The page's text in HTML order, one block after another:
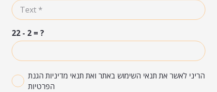
22 - 2 = ?
הריני לאשר את תנאי השימוש באתר ואת תנאי מדיניות הגנת
הפרטיות